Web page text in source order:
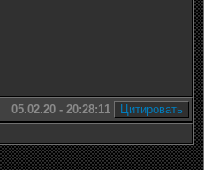
05.02.20 - 20:28:11